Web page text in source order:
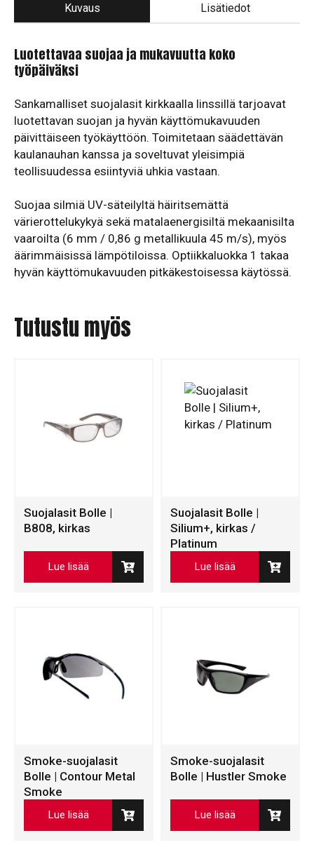
Kuvaus Lisätiedot
Luotettavaa suojaa ja mukavuutta koko
työpäiväksi
Sankamalliset suojalasit kirkkaalla linssillä tarjoavat
luotettavan suojan ja hyvän käyttömukavuuden
päivittäiseen työkäyttöön. Toimitetaan säädettävän
kaulanauhan kanssa ja soveltuvat yleisimpiä
teollisuudessa esiintyviä uhkia vastaan.
Suojaa silmiä UV-säteilyltä häiritsemättä
värierottelukykyä sekä matalaenergisiltä mekaanisilta
vaaroilta (6 mm / 0,86 g metallikuula 45 m/s), myös
äärimmäisissä lämpötiloissa. Optiikkaluokka 1 takaa
hyvän käyttömukavuuden pitkäkestoisessa käytössä.
Tutustu myös
Suojalasit Bolle |
B808, kirkas
Lue lisää
Suojalasit Bolle |
Silium+, kirkas /
Platinum
Lue lisää
Smoke-suojalasit
Bolle | Contour Metal
Smoke
Lue lisää
Smoke-suojalasit
Bolle | Hustler Smoke
Lue lisää